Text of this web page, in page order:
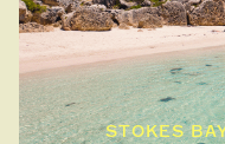
STOKES